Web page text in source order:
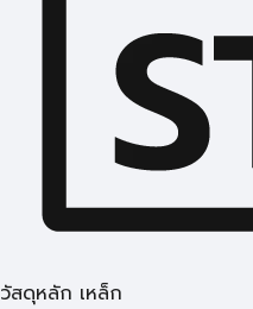
วัสดุหลัก เหล็ก